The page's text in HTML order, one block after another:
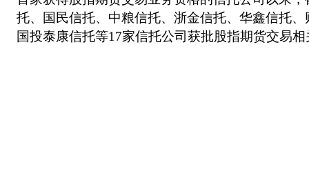
托、国民信托、中粮信托、浙金信托、华鑫信托
国投泰康信托等17家信托公司获批股指期货交易